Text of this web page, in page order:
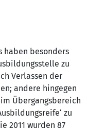
haben besonders
zu
Verlassen der
andere hingegen
Übergangsbereich
zu
2011 wurden 87